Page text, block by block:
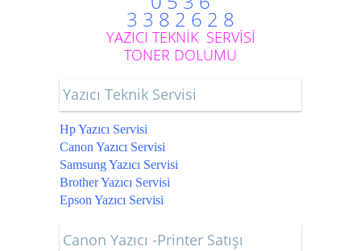
3 3 8 2 6 2 8
YAZICI TEKNİK SERVİSİ
TONER DOLUMU
Yazıcı Teknik Servisi
Hp Yazıcı Servisi
Canon Yazıcı Servisi
Samsung Yazıcı Servisi
Brother Yazıcı Servisi
Epson Yazıcı Servisi
Canon Yazıcı -Printer Satışı